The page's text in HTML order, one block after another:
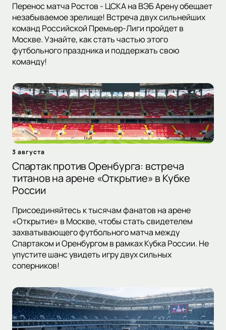
Перенос матча Ростов - ЦСКА на ВЭБ Арену обещает
незабываемое зрелище! Встреча двух сильнейших
команд Российской Премьер-Лиги пройдет в
Москве. Узнайте, как стать частью этого
футбольного праздника и поддержать свою
команду!
3 августа
Спартак против Оренбурга: встреча
титанов на арене «Открытие» в Кубке
России
Присоединяйтесь к тысячам фанатов на арене
«Открытие» в Москве, чтобы стать свидетелем
захватывающего футбольного матча между
Спартаком и Оренбургом в рамках Кубка России. Не
упустите шанс увидеть игру двух сильных
соперников!